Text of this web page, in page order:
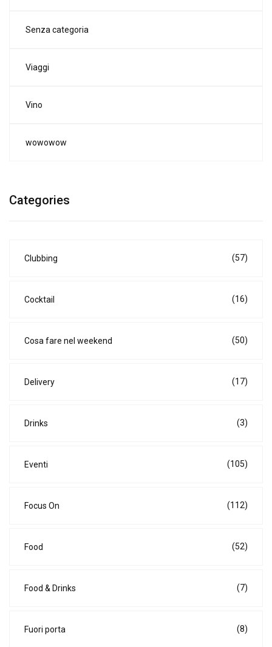
Senza categoria
Viaggi
Vino
wowowow
Categories
Clubbing (57)
Cocktail (16)
Cosa fare nel weekend (50)
Delivery (17)
Drinks (3)
Eventi (105)
Focus On (112)
Food (52)
Food & Drinks (7)
Fuori porta (8)